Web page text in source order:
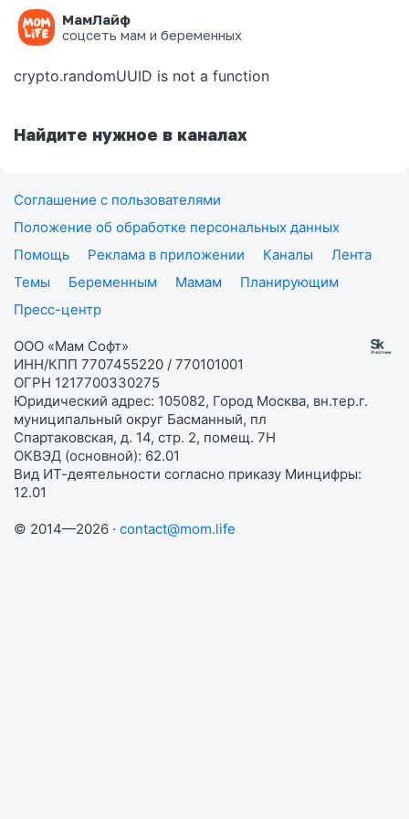
МамЛайф
соцсеть мам и беременных
Ошибка на странице
crypto.randomUUID is not a function
Найдите нужное в каналах
Соглашение с пользователями
Положение об обработке персональных данных
Помощь
Реклама в приложении Каналы
Лента
Темы
Беременным Мамам
Планирующим
Пресс-центр
ООО «Мам Софт»
ИНН/КПП 7707455220 / 770101001
ОГРН 1217700330275
Юридический адрес: 105082, Город Москва, вн.тер.г.
муниципальный округ Басманный, пл
Спартаковская, д. 14, стр. 2, помещ. 7Н
ОКВЭД (основной): 62.01
Вид ИТ-деятельности согласно приказу Минцифры:
12.01
© 2014—2026 · contact@mom.life